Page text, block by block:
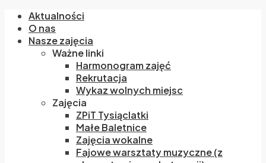
Aktualności
O nas
Nasze zajęcia
Ważne linki
Harmonogram zajęć
Rekrutacja
Wykaz wolnych miejsc
Zajęcia
ZPiT Tysiąclatki
Małe Baletnice
Zajęcia wokalne
Fajowe warsztaty muzyczne (z